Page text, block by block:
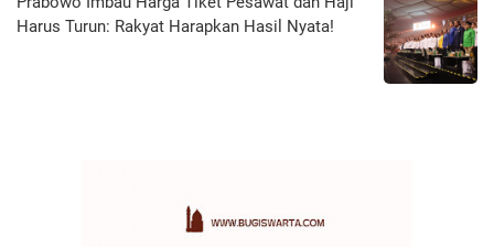
Harus Turun: Rakyat Harapkan Hasil Nyata!